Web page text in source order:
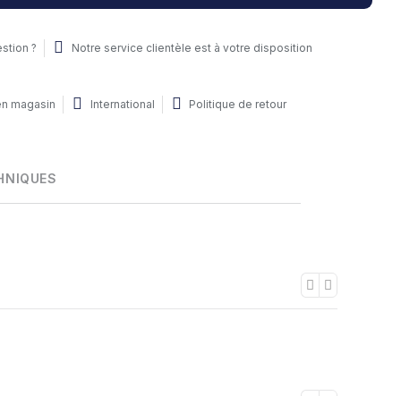
? Notre service clientèle est à votre disposition
magasin International Politique de retour